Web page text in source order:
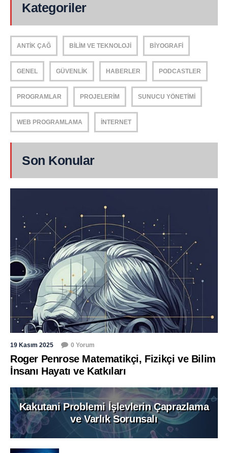
Kategoriler
ANTIK ÇAĞ BILIM VE TEKNOLOJI BIYOGRAFI
GENEL GÜVENLIK HABERLER PODCASTLER
PROGRAMLAR PROJELERIM SUNUCU YÖNETIMI
WEB PROGRAMLAMA İNTERNET
Son Konular
19 Kasım 2025 0 Yorum
Roger Penrose Matematikçi, Fizikçi ve Bilim
İnsanı Hayatı ve Katkıları
Kakutani Problemi İşlevlerin Çaprazlama
ve Varlık Sorunsalı